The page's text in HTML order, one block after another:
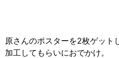
原さんのポスターを2枚ゲット
加工してもらいにおでかけ。